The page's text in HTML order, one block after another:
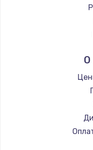
Ремонт
Ремонт
Ремонт
Ремонт
Ремонт
Ремонт
О